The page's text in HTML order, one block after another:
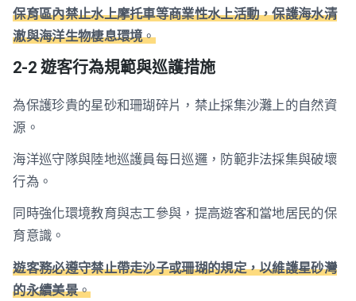
保育區內禁止水上摩托車等商業性水上活動，保護海水清
澈與海洋生物棲息環境。
2-2 遊客行為規範與巡護措施
為保護珍貴的星砂和珊瑚碎片，禁止採集沙灘上的自然資
源。
海洋巡守隊與陸地巡護員每日巡邏，防範非法採集與破壞
行為。
同時強化環境教育與志工參與，提高遊客和當地居民的保
育意識。
遊客務必遵守禁止帶走沙子或珊瑚的規定，以維護星砂灣
的永續美景。